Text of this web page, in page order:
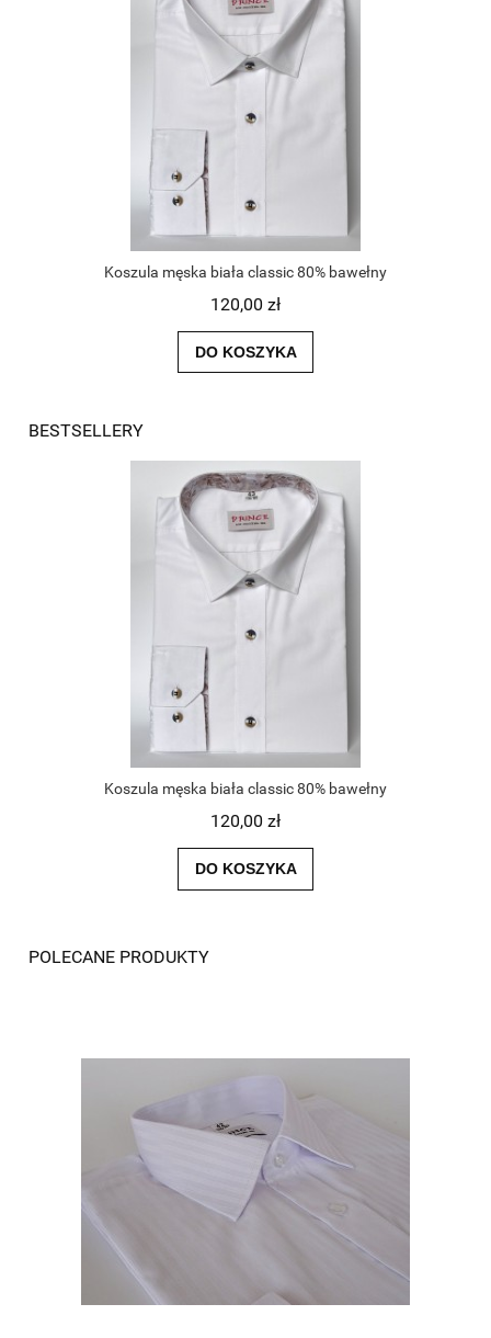
Koszula męska biała classic 80% bawełny
120,00 zł
DO KOSZYKA
BESTSELLERY
Koszula męska biała classic 80% bawełny
120,00 zł
DO KOSZYKA
POLECANE PRODUKTY